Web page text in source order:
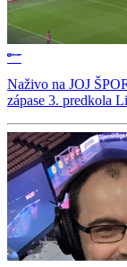
Naživo na JOJ
zápase 3. predkola